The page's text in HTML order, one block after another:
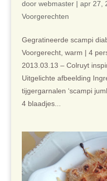
door webmaster| apr 27,
Voorgerechten
Gegratineerde scampi
Voorgerecht, warm | 4
2013.03.13 – Colruyt
Uitgelichte afbeelding
tijgergarnalen ‘scampi
4 blaadjes...